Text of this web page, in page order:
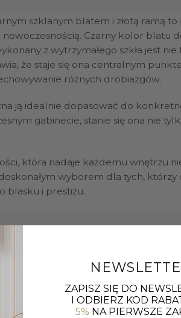
szklanym blatem i złotą ramą
Czarny kolor blatu
z wytrzymałego szkła jest
że staje się ona centralnym
różnych drobiazgów.
ją idealnie dopasować do
gabinecie, stanie się ona nie
która nadaje każdemu wnętrzu
wyborem dla tych,
blasku i prestiżu.
jak stal nierdzewna i szkło, co
wnętrz, gdzie dominują
do przechowywania.Konsola w
w aranżacje utrzymane w duchu
ZAPISZ SIĘ DO
I ODBIERZ KOD
5% NA PIERWSZE